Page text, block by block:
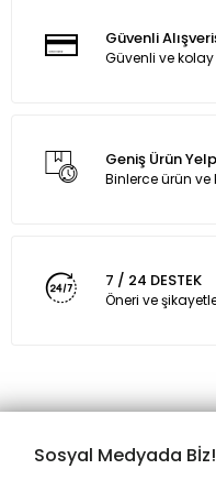
Güvenli
Güvenli ve
Geniş Ürün
Binlerce ürün
7 / 24 DESTEK
Öneri ve
Sosyal Medyada Bİz!